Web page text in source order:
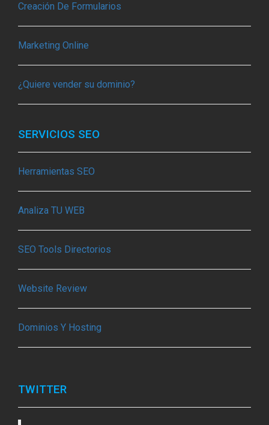
Creación De Formularios
Marketing Online
¿Quiere vender su dominio?
SERVICIOS SEO
Herramientas SEO
Analiza TU WEB
SEO Tools Directorios
Website Review
Dominios Y Hosting
TWITTER